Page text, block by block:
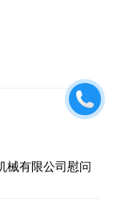
有限公司慰问